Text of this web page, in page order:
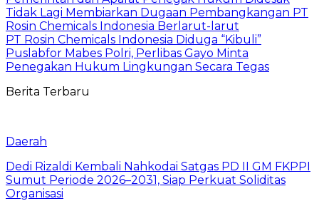
Tidak Lagi Membiarkan Dugaan Pembangkangan PT
Rosin Chemicals Indonesia Berlarut-larut
PT Rosin Chemicals Indonesia Diduga “Kibuli”
Puslabfor Mabes Polri, Perlibas Gayo Minta
Penegakan Hukum Lingkungan Secara Tegas
Berita Terbaru
Daerah
Dedi Rizaldi Kembali Nahkodai Satgas PD II GM FKPPI
Sumut Periode 2026–2031, Siap Perkuat Soliditas
Organisasi